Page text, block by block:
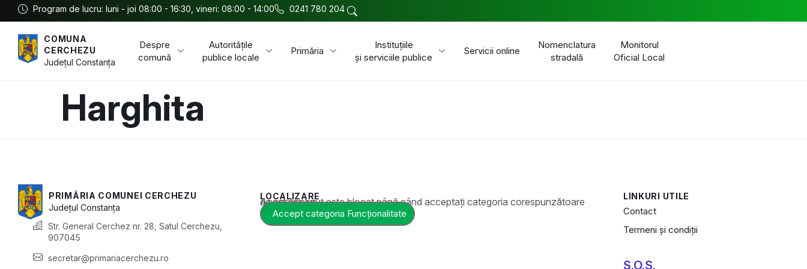
Program de lucru: luni - joi 08:00 - 16:30, vineri: 08:00 - 14:00 0241 780 204
COMUNA
CERCHEZU
JudețulConstanța
Despre
comună
Autoritățile
publice locale
Primăria
Instituțiile
și serviciile publice
Servicii online
Nomenclatura
stradală
Monitorul
Oficial Local
Harghita
PRIMĂRIA COMUNEI CERCHEZU
JudețulConstanța
Str. General Cerchez nr. 28, Satul Cerchezu,
907045
secretar@primariacerchezu.ro
LOCALIZARE
Acest conținut este blocat până când acceptați categoria corespunzătoare de cookie-uri.
Accept categoria Funcționalitate
LINKURI UTILE
Contact
Termeni și condiții
S.O.S.